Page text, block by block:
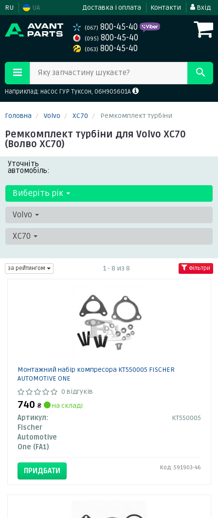
RU UA Доставка і оплата Контакти Вхід
(067) 800-45-40
(095) 800-45-40
(063) 800-45-40
Яку запчастину шукаєте?
Наприклад: насос ГУР Туксон, 06H905601A
Головна Volvo XC70 Ремкомплект турбіни
Ремкомплект турбіни для Volvo XC70
(Волво ХС70)
Уточніть
автомобіль:
Виберіть рік
Volvo
XC70
за рейтингом 1 - 8 из 8 Фільтри
Монтажний набір компресора KT550005 FISCHER
AUTOMOTIVE ONE
0 відгуків
740 ₴
на складі
Артикул:
KT550005
Fischer
Automotive
One (FA1)
ПРИДБАТИ Код: 591903-46